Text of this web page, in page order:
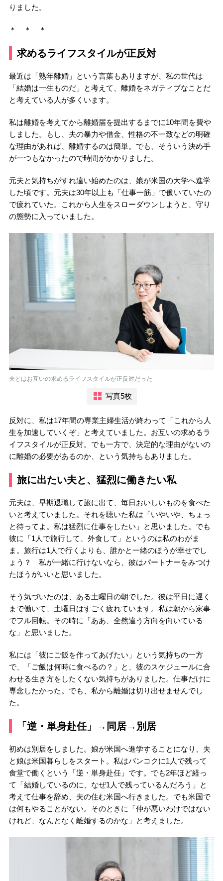
りました。
＊ ＊ ＊
求めるライフスタイルが正反対
最近は「熟年離婚」という言葉もありますが、私の世代は
「結婚は一生ものだ」と考えて、離婚をネガティブなことだ
と考えている人が多くいます。
私は離婚を考えてから離婚届を提出するまでに10年間を費や
しました。もし、夫の暴力や借金、性格の不一致などの明確
な理由があれば、離婚するのは簡単。でも、そういう決め手
が一つもなかったので時間がかかりました。
元夫と気持ちがすれ違い始めたのは、娘が米国の大学へ進学
した頃です。元夫は30年以上も「仕事一筋」で働いていたの
で疲れていた。これから人生をスローダウンしようと、守り
の態勢に入っていました。
夫とはお互いの求めるライフスタイルが正反対だった
写真5枚
反対に、私は17年間の専業主婦生活が終わって「これから人
生を加速していくぞ」と考えていました。お互いの求めるラ
イフスタイルが正反対。でも一方で、決定的な理由がないの
に離婚の必要があるのか、という気持ちもありました。
旅に出たい夫と、猛烈に働きたい私
元夫は、早期退職して旅に出て、毎日おいしいものを食べた
いと考えていました。それを聴いた私は「いやいや、ちょっ
と待ってよ。私は猛烈に仕事をしたい」と思いました。でも
彼に「1人で旅行して、外食して」というのは私のわがま
ま。旅行は1人で行くよりも、誰かと一緒のほうが幸せでし
ょう？ 私が一緒に行けないなら、彼はパートナーをみつけ
たほうがいいと思いました。
そう気づいたのは、ある土曜日の朝でした。彼は平日に遅く
まで働いて、土曜日はすごく疲れています。私は朝から家事
でフル回転。その時に「ああ、全然違う方向を向いている
な」と思いました。
私には「彼にご飯を作ってあげたい」という気持ちの一方
で、「ご飯は何時に食べるの？」と、彼のスケジュールに合
わせる生き方をしたくない気持ちがありました。仕事だけに
専念したかった。でも、私から離婚は切り出せませんでし
た。
「逆・単身赴任」→同居→別居
初めは別居をしました。娘が米国へ進学することになり、夫
と娘は米国暮らしをスタート。私はバンコクに1人で残って
食堂で働くという「逆・単身赴任」です。でも2年ほど経っ
て「結婚しているのに、なぜ1人で残っているんだろう」と
考えて仕事を辞め、夫の住む米国へ行きました。でも米国で
は何もやることがない。そのときに「仲が悪いわけではない
けれど、なんとなく離婚するのかな」と考えました。